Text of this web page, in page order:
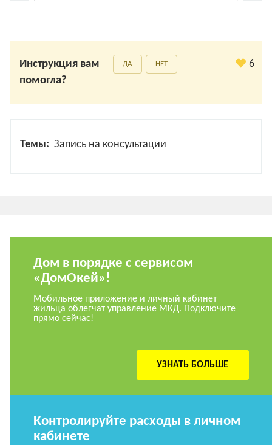
Инструкция вам
помогла?
ДА НЕТ 6
Темы: Запись на консультации
Дом в порядке с сервисом
«ДомОкей»!
Мобильное приложение и личный кабинет
жильца облегчат управление МКД. Подключите
прямо сейчас!
УЗНАТЬ БОЛЬШЕ
Контролируйте расходы в личном
кабинете